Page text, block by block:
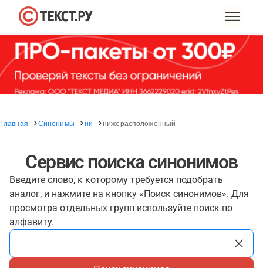
Главная Синонимы ни нижерасположенный
Сервис поиска синонимов
Введите слово, к которому требуется подобрать
аналог, и нажмите на кнопку «Поиск синонимов». Для
просмотра отдельных групп используйте поиск по
алфавиту.